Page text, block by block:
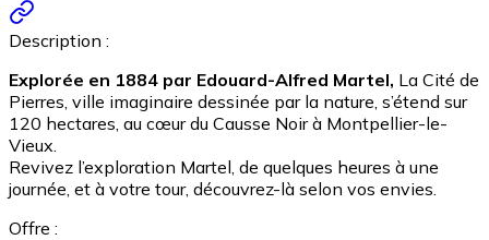
Description :
Explorée en 1884 par Edouard-Alfred Martel, La Cité de
Pierres, ville imaginaire dessinée par la nature, s’étend sur
120 hectares, au cœur du Causse Noir à Montpellier-le-
Vieux.
Revivez l’exploration Martel, de quelques heures à une
journée, et à votre tour, découvrez-là selon vos envies.
Offre :